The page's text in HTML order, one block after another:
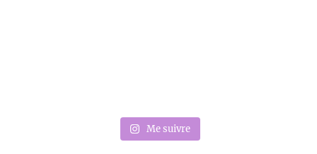
Me suivre